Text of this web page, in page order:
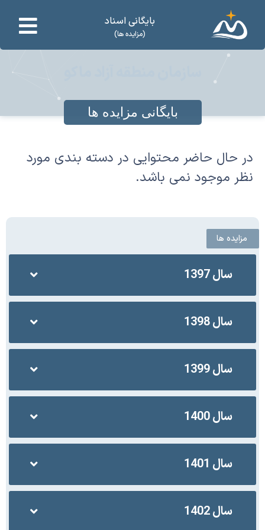
بایگانی اسناد
(مزایده ها)
بایگانی مزایده ها
مزایده ها
سال 1397
سال 1398
سال 1399
سال 1400
سال 1401
سال 1402
در حال حاضر محتوایی در دسته بندی مورد
نظر موجود نمی باشد.